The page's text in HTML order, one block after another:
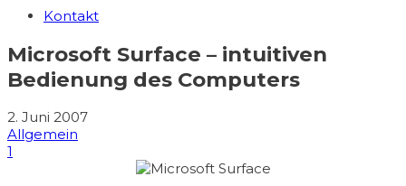
Kontakt
Microsoft Surface – intuitiven
Bedienung des Computers
2. Juni 2007
Allgemein
1